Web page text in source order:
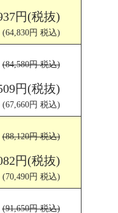
円(税抜)
(64,830円 税込)
(84,580円 税込)
円(税抜)
(67,660円 税込)
(88,120円 税込)
円(税抜)
(70,490円 税込)
(91,650円 税込)